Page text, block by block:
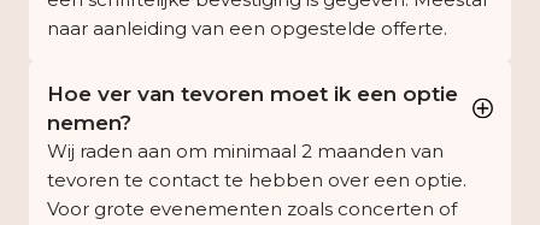
naar aanleiding van een opgestelde offerte.
Hoe ver van tevoren moet ik een optie
nemen?
Wij raden aan om minimaal 2 maanden van
tevoren te contact te hebben over een optie.
Voor grote evenementen zoals concerten of